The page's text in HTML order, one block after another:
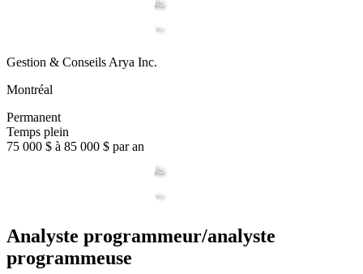
Gestion & Conseils Arya Inc.
Montréal
Permanent
Temps plein
75 000 $ à 85 000 $ par an
Analyste programmeur/analyste
programmeuse